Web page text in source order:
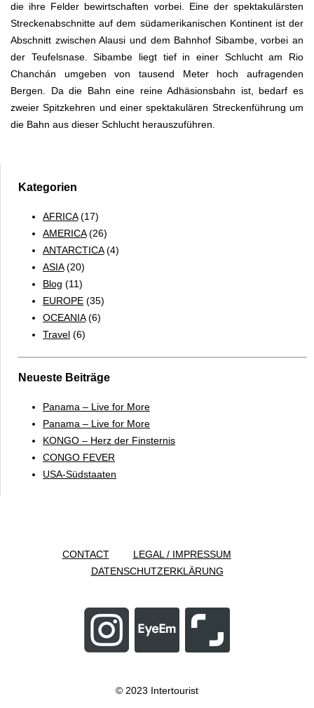
die ihre Felder bewirtschaften vorbei. Eine der spektakulärsten
Streckenabschnitte auf dem südamerikanischen Kontinent ist der
Abschnitt zwischen Alausi und dem Bahnhof Sibambe, vorbei an
der Teufelsnase. Sibambe liegt tief in einer Schlucht am Rio
Chanchán umgeben von tausend Meter hoch aufragenden
Bergen. Da die Bahn eine reine Adhäsionsbahn ist, bedarf es
zweier Spitzkehren und einer spektakulären Streckenführung um
die Bahn aus dieser Schlucht herauszuführen.
Kategorien
AFRICA(17)
AMERICA(26)
ANTARCTICA(4)
ASIA(20)
Blog (11)
EUROPE (35)
OCEANIA(6)
Travel (6)
Neueste Beiträge
Panama – Live for More
Panama – Live for More
KONGO – Herz der Finsternis
CONGO FEVER
USA-Südstaaten
CONTACT
LEGAL / IMPRESSUM
DATENSCHUTZERKLÄRUNG
© 2023 Intertourist